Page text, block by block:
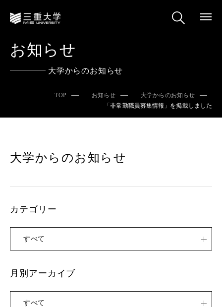
お知らせ
大学からのお知らせ
TOP お知らせ
大学からのお知らせ
「非常勤職員募集情報」を掲載しました
大学からのお知らせ
カテゴリー
すべて
月別アーカイブ
すべて